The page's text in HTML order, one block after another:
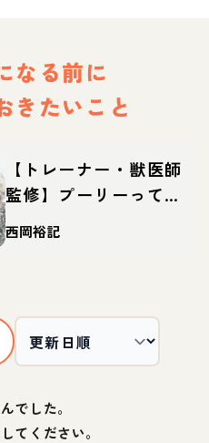
なる前に
きたいこと
【トレーナー・獣医師
監修】プーリーってど
んな犬？性格・特徴・
育て方・迎え方
西岡裕記
でした。
てください。